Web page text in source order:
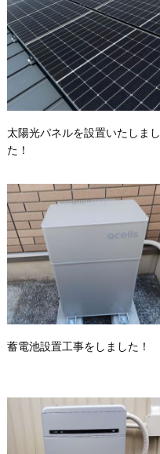
太陽光パネルを設置いたしまし
た！
蓄電池設置工事をしました！